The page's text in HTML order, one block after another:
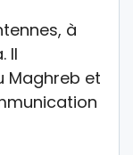
à
Il
Maghreb et